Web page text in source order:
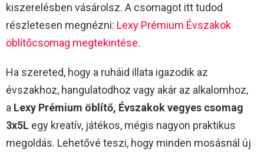
kiszerelésben vásárolsz. A csomagot itt tudod
részletesen megnézni: Lexy Prémium Évszakok
öblítőcsomag megtekintése.​
Ha szereted, hogy a ruháid illata igazodik az
évszakhoz, hangulatodhoz vagy akár az alkalomhoz,
a Lexy Prémium öblítő, Évszakok vegyes csomag
3x5L egy kreatív, játékos, mégis nagyon praktikus
megoldás. Lehetővé teszi, hogy minden mosásnál új